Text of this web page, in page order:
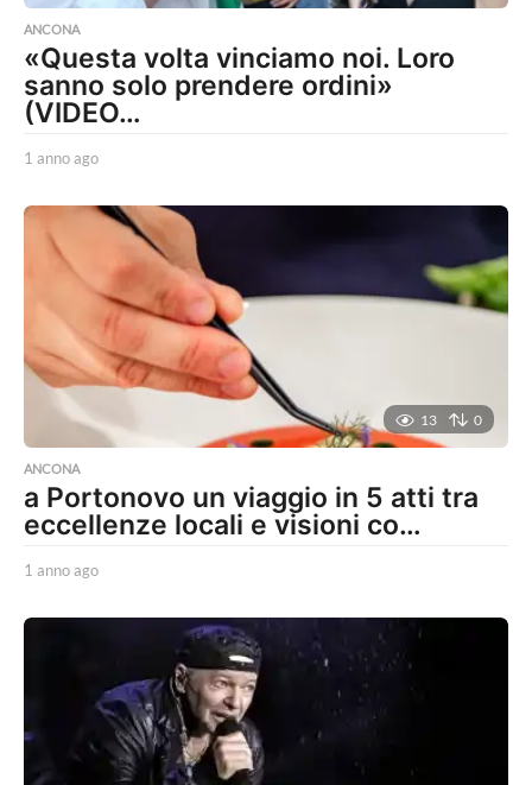
ANCONA
«Questa volta vinciamo noi. Loro
sanno solo prendere ordini»
(VIDEO…
1 anno ago
n
g
o
13 0
ANCONA
a Portonovo un viaggio in 5 atti tra
eccellenze locali e visioni co…
1 anno ago
n
g